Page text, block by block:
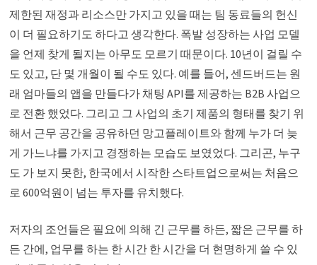
제한된 재정과 리소스만 가지고 있을 때는 팀 동료들의 헌신
이 더 필요하기도 하다고 생각한다. 폭발 성장하는 사업 모델
을 언제 찾게 될지는 아무도 모르기 때문이다. 10년이 걸릴 수
도 있고, 단 몇 개월이 될 수도 있다. 예를 들어, 센드버드는 원
래 엄마들의 앱을 만들다가 채팅 API를 제공하는 B2B 사업으
로 전환 했었다. 그리고 그 사업의 초기 제품의 형태를 찾기 위
해서 근무 공간을 공유하던 망고플레이트와 함께 누가 더 늦
게 가느냐를 가지고 경쟁하는 모습도 보였었다. 그리곤, 누구
도 가 보지 못한, 한국에서 시작한 스타트업으로써는 처음으
로 600억원이 넘는 투자를 유치했다.
저자의 조언들은 필요에 의해 긴 근무를 하든, 짧은 근무를 하
든 간에, 업무를 하는 한 시간 한 시간을 더 현명하게 쓸 수 있